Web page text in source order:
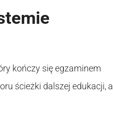
kończy się egzaminem
ścieżki dalszej edukacji, a